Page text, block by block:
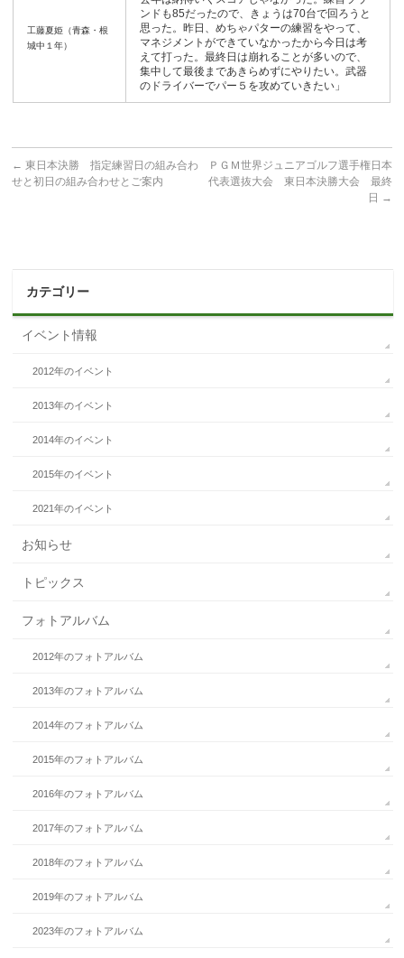
工藤夏姫（青森・根
城中１年）
ンドも85だったので、きょうは70台で回ろうと
思った。昨日、めちゃパターの練習をやって、
マネジメントができていなかったから今日は考
えて打った。最終日は崩れることが多いので、
集中して最後まであきらめずにやりたい。武器
のドライバーでパー５を攻めていきたい」
← 東日本決勝 指定練習日の組み合わ
せと初日の組み合わせとご案内
ＰＧＭ世界ジュニアゴルフ選手権日本
代表選抜大会 東日本決勝大会 最終
日 →
カテゴリー
イベント情報
2012年のイベント
2013年のイベント
2014年のイベント
2015年のイベント
2021年のイベント
お知らせ
トピックス
フォトアルバム
2012年のフォトアルバム
2013年のフォトアルバム
2014年のフォトアルバム
2015年のフォトアルバム
2016年のフォトアルバム
2017年のフォトアルバム
2018年のフォトアルバム
2019年のフォトアルバム
2023年のフォトアルバム